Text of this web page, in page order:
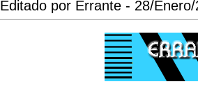
Editado por Errante - 28/